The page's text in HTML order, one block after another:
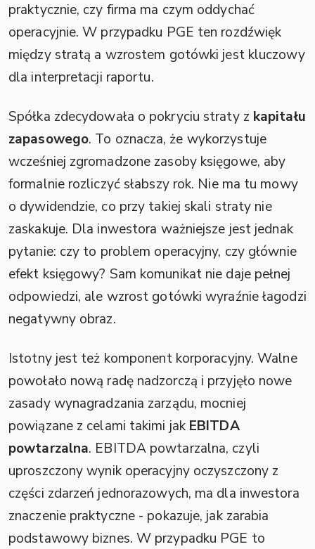
praktycznie, czy firma ma czym oddychać
operacyjnie. W przypadku PGE ten rozdźwięk
między stratą a wzrostem gotówki jest kluczowy
dla interpretacji raportu.
Spółka zdecydowała o pokryciu straty z kapitału
zapasowego. To oznacza, że wykorzystuje
wcześniej zgromadzone zasoby księgowe, aby
formalnie rozliczyć słabszy rok. Nie ma tu mowy
o dywidendzie, co przy takiej skali straty nie
zaskakuje. Dla inwestora ważniejsze jest jednak
pytanie: czy to problem operacyjny, czy głównie
efekt księgowy? Sam komunikat nie daje pełnej
odpowiedzi, ale wzrost gotówki wyraźnie łagodzi
negatywny obraz.
Istotny jest też komponent korporacyjny. Walne
powołało nową radę nadzorczą i przyjęło nowe
zasady wynagradzania zarządu, mocniej
powiązane z celami takimi jak EBITDA
powtarzalna. EBITDA powtarzalna, czyli
uproszczony wynik operacyjny oczyszczony z
części zdarzeń jednorazowych, ma dla inwestora
znaczenie praktyczne - pokazuje, jak zarabia
podstawowy biznes. W przypadku PGE to